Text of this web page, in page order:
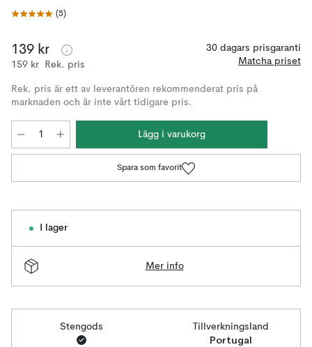
(5)
139 kr
159 kr Rek. pris
30 dagars prisgaranti
Matcha priset
Rek. pris är ett av leverantören rekommenderat pris på
marknaden och är inte vårt tidigare pris.
Lägg i varukorg
Spara som favorit
I lager
Mer info
Stengods Tillverkningsland
Portugal